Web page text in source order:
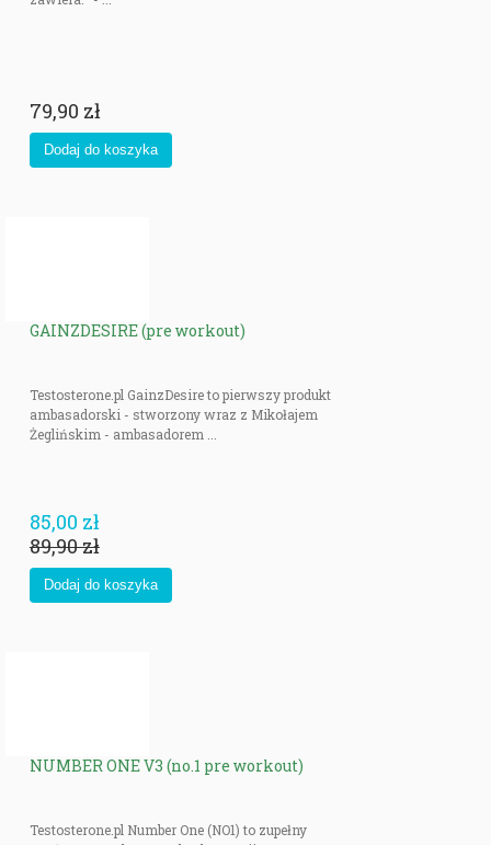
79,90 zł
GAINZDESIRE (pre workout)
Testosterone.pl GainzDesire to pierwszy produkt
ambasadorski - stworzony wraz z Mikołajem
Żeglińskim - ambasadorem ...
85,00 zł
89,90 zł
NUMBER ONE V3 (no.1 pre workout)
Testosterone.pl Number One (NO1) to zupełny